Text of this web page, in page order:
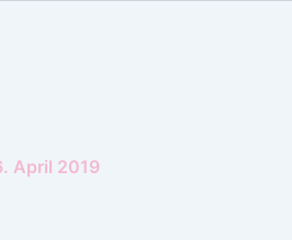
April 2019